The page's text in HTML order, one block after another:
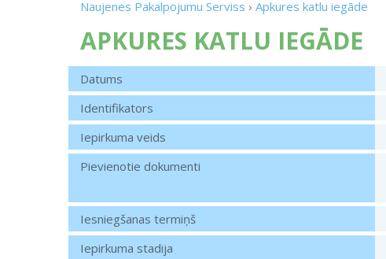
Naujenes Pakalpojumu Serviss › Apkures katlu iegāde
APKURES KATLU IEGĀDE
Datums
Identifikators
Iepirkuma veids
Pievienotie dokumenti
Iesniegšanas termiņš
Iepirkuma stadija